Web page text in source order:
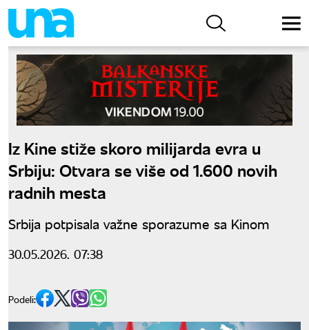
Iz Kine stiže skoro milijarda evra u
Srbiju: Otvara se više od 1.600 novih
radnih mesta
Srbija potpisala važne sporazume sa Kinom
30.05.2026. 07:38
Podeli: